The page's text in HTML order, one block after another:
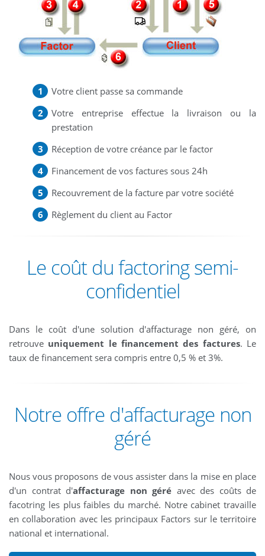
Votre client passe sa commande
Votre entreprise effectue la livraison ou la
prestation
Réception de votre créance par le factor
Financement de vos factures sous 24h
Recouvrement de la facture par votre société
Règlement du client au Factor
Le coût du factoring semi-
confidentiel
Dans le coût d'une solution d'affacturage non géré, on
retrouve uniquement le financement des factures. Le
taux de financement sera compris entre 0,5 % et 3%.
Notre offre d'affacturage non
géré
Nous vous proposons de vous assister dans la mise en place
d'un contrat d'affacturage non géré avec des coûts de
facotring les plus faibles du marché. Notre cabinet travaille
en collaboration avec les principaux Factors sur le territoire
national et international.